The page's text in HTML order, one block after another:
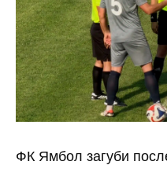
ФК Ямбол загуби